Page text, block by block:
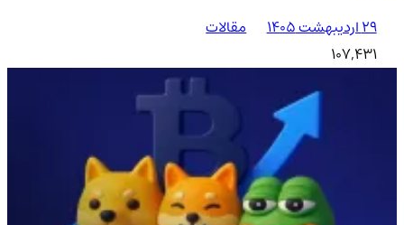
۲۹ اردیبهشت ۱۴۰۵
مقالات
107,431